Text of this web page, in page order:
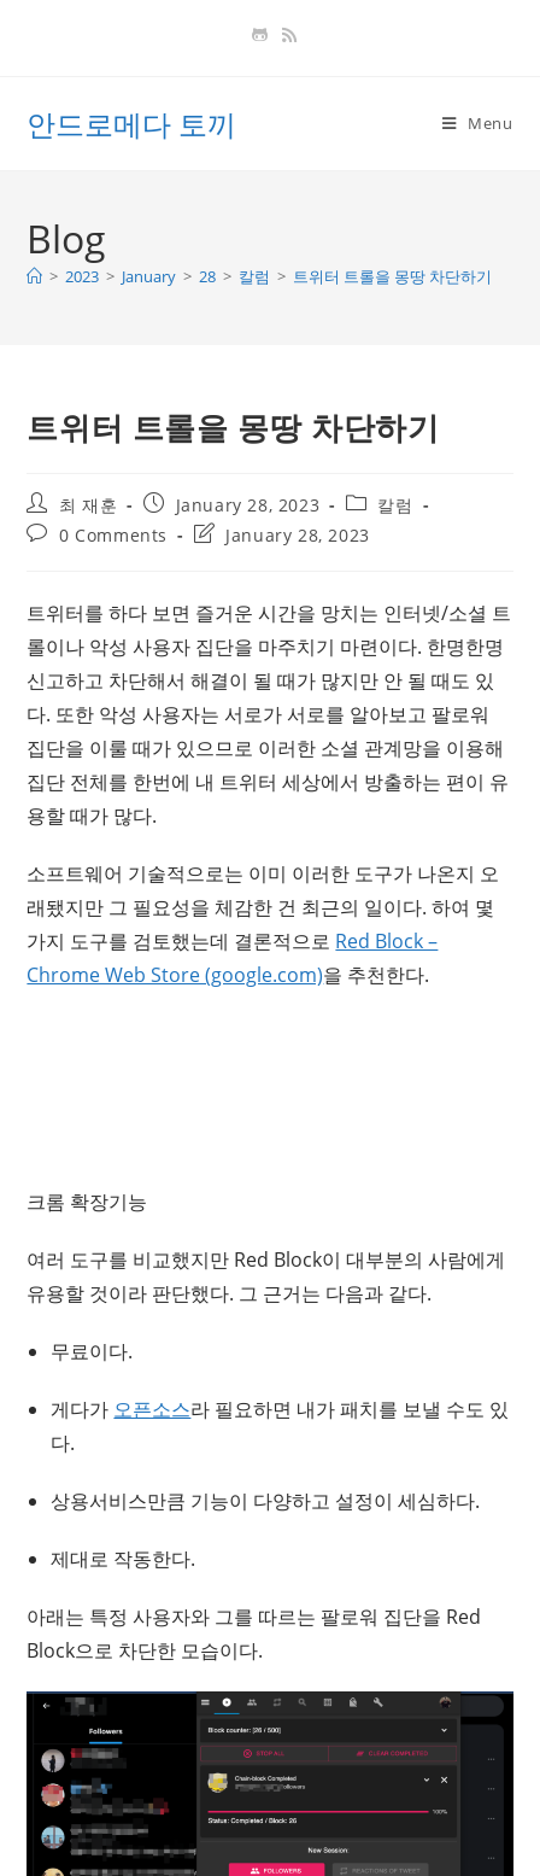
안드로메다 토끼 Menu
Blog
> 2023 > January > 28 > 칼럼 > 트위터 트롤을 몽땅 차단하기
트위터 트롤을 몽땅 차단하기
Post
author:
최 재훈
Post
published:
January 28, 2023
Post
category:
칼럼
Post0 Comments
PostJanuary 28, 2023
트위터를 하다 보면 즐거운 시간을 망치는 인터넷/소셜 트
롤이나 악성 사용자 집단을 마주치기 마련이다. 한명한명
신고하고 차단해서 해결이 될 때가 많지만 안 될 때도 있
다. 또한 악성 사용자는 서로가 서로를 알아보고 팔로워
집단을 이룰 때가 있으므로 이러한 소셜 관계망을 이용해
집단 전체를 한번에 내 트위터 세상에서 방출하는 편이 유
용할 때가 많다.
소프트웨어 기술적으로는 이미 이러한 도구가 나온지 오
래됐지만 그 필요성을 체감한 건 최근의 일이다. 하여 몇
가지 도구를 검토했는데 결론적으로 Red Block –
Chrome Web Store (google.com)을 추천한다.
크롬 확장기능
여러 도구를 비교했지만 Red Block이 대부분의 사람에게
유용할 것이라 판단했다. 그 근거는 다음과 같다.
무료이다.
게다가 오픈소스라 필요하면 내가 패치를 보낼 수도 있
다.
상용서비스만큼 기능이 다양하고 설정이 세심하다.
제대로 작동한다.
아래는 특정 사용자와 그를 따르는 팔로워 집단을 Red
Block으로 차단한 모습이다.